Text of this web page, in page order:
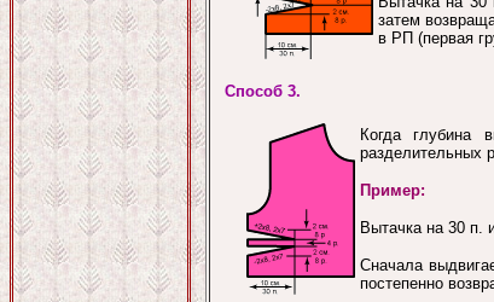
затем
в РП (первая
Способ 3.
Когда глубина
разделительных
Пример:
Вытачка на 30 п.
Сначала
постепенно